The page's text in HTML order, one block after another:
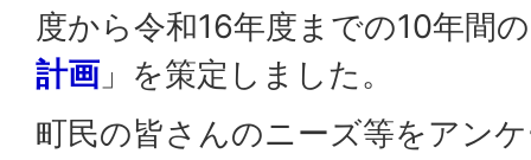
度から令和16年度までの10年間
計画 」を策定しました。
町民の皆さんのニーズ等をアン